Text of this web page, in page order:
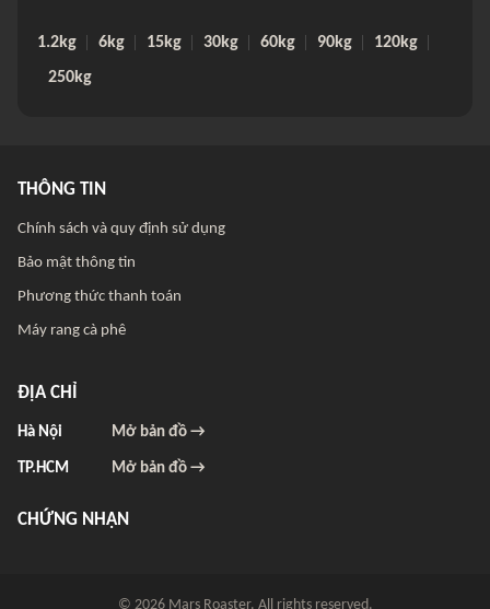
1.2kg 6kg 15kg 30kg 60kg 90kg
120kg
250kg
THÔNG TIN
Chính sách và quy định sử dụng
Bảo mật thông tin
Phương thức thanh toán
Máy rang cà phê
ĐỊA CHỈ
Hà Nội Mở bản đồ →
TP.HCM Mở bản đồ →
CHỨNG NHẬN
© 2026 Mars Roaster. All rights reserved.